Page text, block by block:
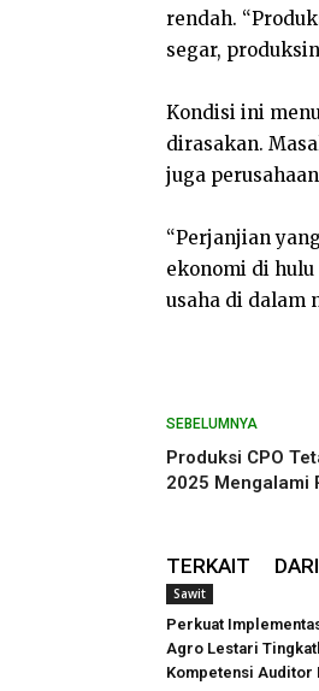
rendah.
segar,
Kondisi ini
dirasakan.
juga
“Perjanjian
ekonomi di
usaha di dalam
SEBELUMNYA
Produksi CPO
2025 Mengalami
TERKAIT
Sawit
Perkuat
Agro Lestari
Kompetensi Auditor